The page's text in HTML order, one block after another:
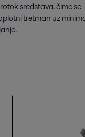
sredstava, čime se
tretman uz